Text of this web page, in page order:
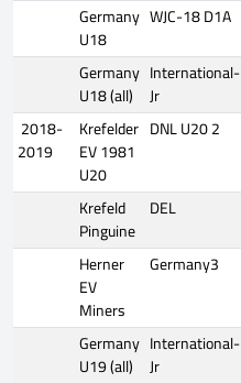
Germany
U18
WJC-18 D1A
Germany
U18 (all)
International-
Jr
2018-
2019
Krefelder
EV 1981
U20
DNL U20 2
Krefeld
Pinguine
DEL
Herner
EV
Miners
Germany3
Germany
U19 (all)
International-
Jr